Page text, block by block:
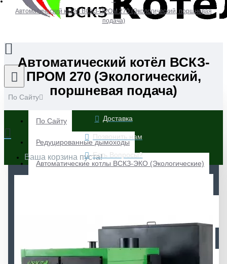
По Сайту
По Сайту
Редуцированные дымоходы
Автоматические котлы ВСКЗ-ЭКО (Экологические)
Автоматические котлы ВСКЗ-ЛЮКС (Экологические)
Автоматические котлы ВСКЗ-КОМПАКТ
Ваша корзина пуста!
Автоматический котёл ВСКЗ-ПРОМ 270 (Экологический, поршневая
подача)
Автоматический котёл ВСКЗ-
ПРОМ 270 (Экологический,
поршневая подача)
Доставка
Позвонить нам
Есть Вопросы?